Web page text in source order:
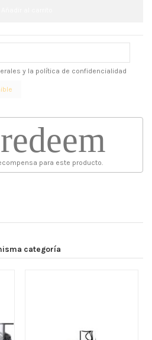
y la política de confidencialidad
redeem
para este producto.
categoría